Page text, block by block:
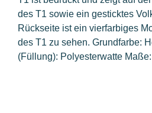
des T1 sowie ein gesticktes
Rückseite ist ein vierfarbiges
des T1 zu sehen. Grundfarbe:
(Füllung): Polyesterwatte